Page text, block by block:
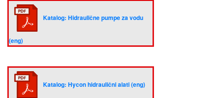
Katalog: Hidraulične pumpe za vodu
(eng)
Katalog: Hycon hidraulični alati (eng)